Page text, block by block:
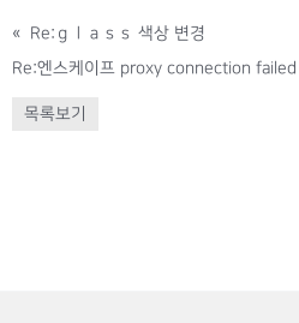
« Re:ｇｌａｓｓ 색상 변경
Re:엔스케이프 proxy connection failed
목록보기